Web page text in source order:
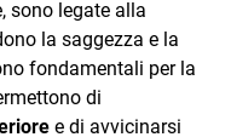
sono legate alla
la saggezza e la
fondamentali per la
di
e di avvicinarsi